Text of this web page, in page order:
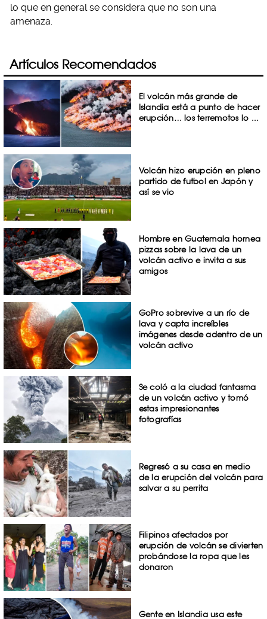
lo que en general se considera que no son una
amenaza.
Artículos Recomendados
El volcán más grande de
Islandia está a punto de hacer
erupción… los terremotos lo ...
Volcán hizo erupción en pleno
partido de futbol en Japón y
así se vio
Hombre en Guatemala hornea
pizzas sobre la lava de un
volcán activo e invita a sus
amigos
GoPro sobrevive a un río de
lava y capta increíbles
imágenes desde adentro de un
volcán activo
Se coló a la ciudad fantasma
de un volcán activo y tomó
estas impresionantes
fotografías
Regresó a su casa en medio
de la erupción del volcán para
salvar a su perrita
Filipinos afectados por
erupción de volcán se divierten
probándose la ropa que les
donaron
Gente en Islandia usa este